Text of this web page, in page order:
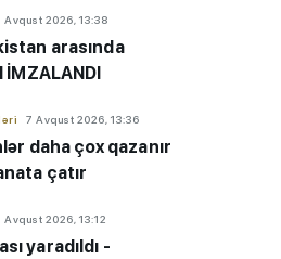
Avqust 2026, 13:38
arasında
7 Avqust 2026, 13:36
daha çox qazanır
çatır
Avqust 2026, 13:12
yaradıldı -